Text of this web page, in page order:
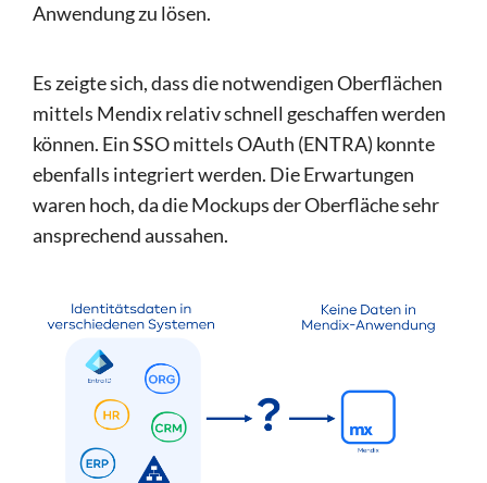
Anwendung zu lösen.
Es zeigte sich, dass die notwendigen Oberflächen
mittels Mendix relativ schnell geschaffen werden
können. Ein SSO mittels OAuth (ENTRA) konnte
ebenfalls integriert werden. Die Erwartungen
waren hoch, da die Mockups der Oberfläche sehr
ansprechend aussahen.